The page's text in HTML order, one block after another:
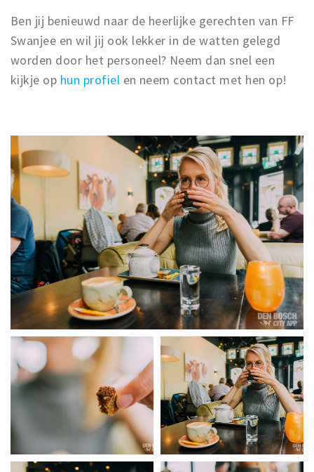
Ben jij benieuwd naar de heerlijke gerechten van FF
Swanjee en wil jij ook lekker in de watten gelegd
worden door het personeel? Neem dan snel een
kijkje op hun profiel en neem contact met hen op!